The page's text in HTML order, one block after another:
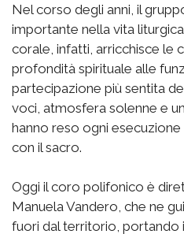
Nel corso degli anni, il
importante nella vita
corale, infatti, arricchisce le
profondità spirituale alle
partecipazione più sentita
voci, atmosfera solenne e
hanno reso ogni
con il sacro.
Oggi il coro polifonico è
Manuela Vandero, che ne
fuori dal territorio, portando